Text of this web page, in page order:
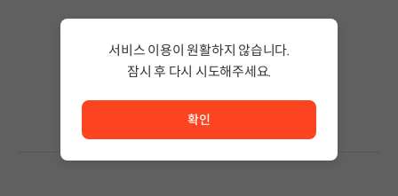
검색어의 단어 수를 줄이거나 필터조건을 변경하세요.
서비스 이용이 원활하지 않습니다.
잠시 후 다시 시도해주세요.
확인